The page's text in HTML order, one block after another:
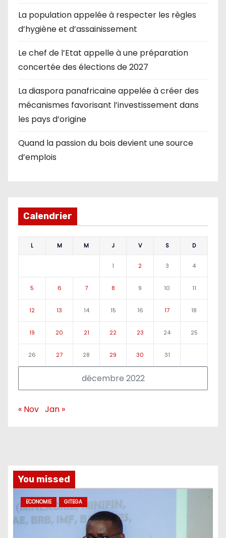
La population appelée à respecter les règles
d’hygiène et d’assainissement
Le chef de l’Etat appelle à une préparation
concertée des élections de 2027
La diaspora panafricaine appelée à créer des
mécanismes favorisant l’investissement dans
les pays d’origine
Quand la passion du bois devient une source
d’emplois
Calendrier
décembre 2022
L M M J V S D
1 2 3 4
5 6 7 8 9 10 11
12 13 14 15 16 17 18
19 20 21 22 23 24 25
26 27 28 29 30 31
« Nov Jan »
You missed
ECONOMIE GITEGA